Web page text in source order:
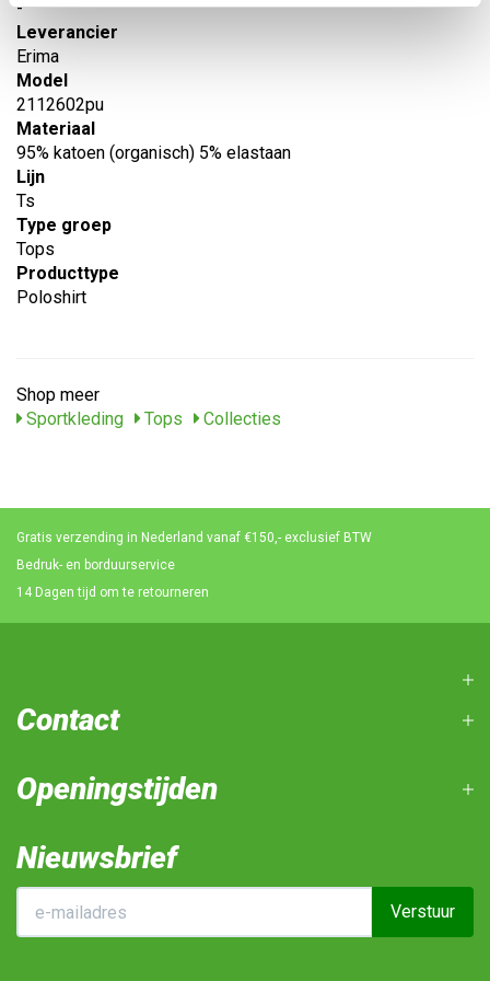
-
Leverancier
Erima
Model
2112602pu
Materiaal
95% katoen (organisch) 5% elastaan
Lijn
Ts
Type groep
Tops
Producttype
Poloshirt
Shop meer
Sportkleding
Tops Collecties
Gratis verzending in Nederland vanaf €150,- exclusief BTW
Bedruk- en borduurservice
14 Dagen tijd om te retourneren
Contact
Openingstijden
Nieuwsbrief
Verstuur